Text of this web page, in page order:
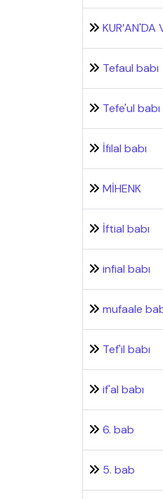
KUR’AN'DA
Tefaul babı
Tefe'ul babı
İfilal babı
MİHENK
İftial babı
infial babı
mufaale
Tef'il babı
if'al babı
6. bab
5. bab